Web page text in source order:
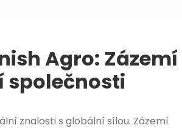
Agro: Zázemí
společnosti
znalosti s globální sílou. Zázemí